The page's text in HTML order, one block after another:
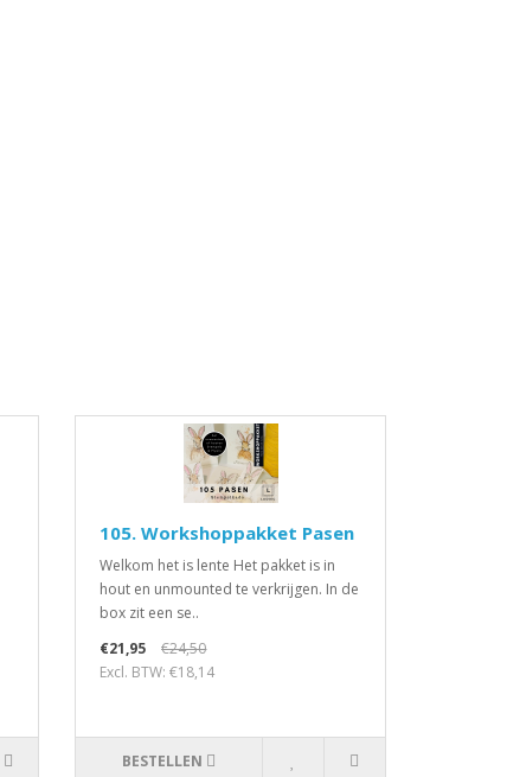
105. Workshoppakket Pasen
Welkom het is lente Het pakket is in
hout en unmounted te verkrijgen. In de
box zit een se..
€21,95
€24,50
Excl. BTW: €18,14
BESTELLEN